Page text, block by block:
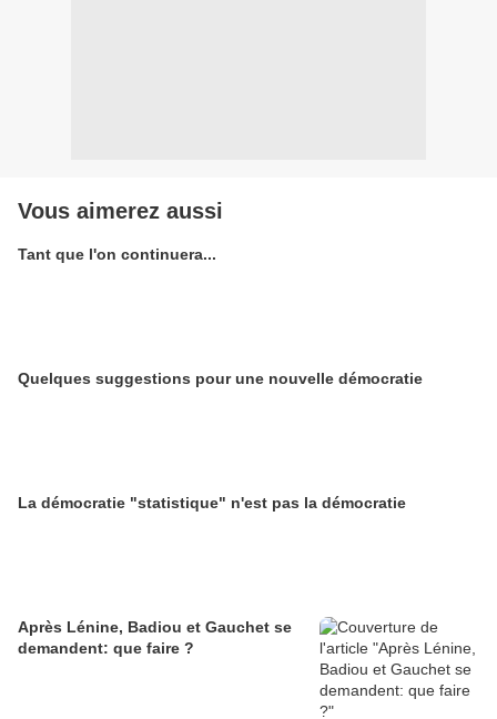
Vous aimerez aussi
Tant que l'on continuera...
Quelques suggestions pour une nouvelle démocratie
La démocratie "statistique" n'est pas la démocratie
Après Lénine, Badiou et Gauchet se
demandent: que faire ?